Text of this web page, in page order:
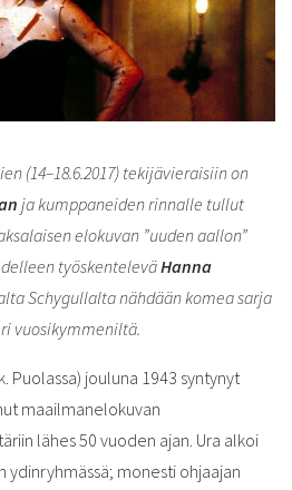
(14–18.6.2017) tekijävieraisiin on
ja kumppaneiden rinnalle tullut
elokuvan ”uuden aallon”
työskenteleväHanna
Schygullalta nähdään komea sarja
vuosikymmeniltä.
Puolassa) jouluna 1943 syntynyt
maailmanelokuvan
lähes 50 vuoden ajan. Ura alkoi
ydinryhmässä; monesti ohjaajan